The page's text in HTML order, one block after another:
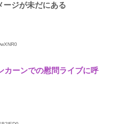
ージが未だにある
カーンでの慰問ライブに呼